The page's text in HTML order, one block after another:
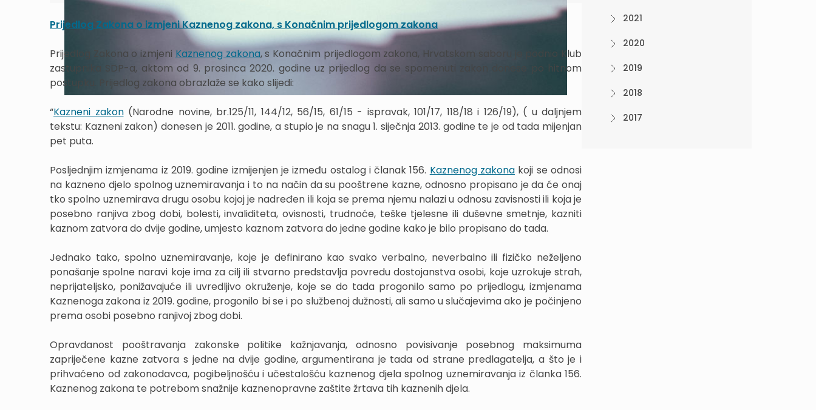
Prijedlog Zakona o izmjeni Kaznenog zakona, s Konačnim prijedlogom zakona
Prijedlog Zakona o izmjeni Kaznenog zakona, s Konačnim prijedlogom zakona, Hrvatskom saboru je podnio Klub
zastupnika SDP-a, aktom od 9. prosinca 2020. godine uz prijedlog da se spomenuti zakon donese po hitnom
postupku. Prijedlog zakona obrazlaže se kako slijedi:
“Kazneni zakon(Narodne novine, br.125/11, 144/12, 56/15, 61/15 - ispravak, 101/17, 118/18 i 126/19), ( u daljnjem
tekstu: Kazneni zakon) donesen je 2011. godine, a stupio je na snagu 1. siječnja 2013. godine te je od tada mijenjan
pet puta.
Posljednjim izmjenama iz 2019. godine izmijenjen je između ostalog i članak 156. Kaznenog zakona koji se odnosi
na kazneno djelo spolnog uznemiravanja i to na način da su pooštrene kazne, odnosno propisano je da će onaj
tko spolno uznemirava drugu osobu kojoj je nadređen ili koja se prema njemu nalazi u odnosu zavisnosti ili koja je
posebno ranjiva zbog dobi, bolesti, invaliditeta, ovisnosti, trudnoće, teške tjelesne ili duševne smetnje, kazniti
kaznom zatvora do dvije godine, umjesto kaznom zatvora do jedne godine kako je bilo propisano do tada.
Jednako tako, spolno uznemiravanje, koje je definirano kao svako verbalno, neverbalno ili fizičko neželjeno
ponašanje spolne naravi koje ima za cilj ili stvarno predstavlja povredu dostojanstva osobi, koje uzrokuje strah,
neprijateljsko, ponižavajuće ili uvredljivo okruženje, koje se do tada progonilo samo po prijedlogu, izmjenama
Kaznenoga zakona iz 2019. godine, progonilo bi se i po službenoj dužnosti, ali samo u slučajevima ako je počinjeno
prema osobi posebno ranjivoj zbog dobi.
Opravdanost pooštravanja zakonske politike kažnjavanja, odnosno povisivanje posebnog maksimuma
zapriječene kazne zatvora s jedne na dvije godine, argumentirana je tada od strane predlagatelja, a što je i
prihvaćeno od zakonodavca, pogibeljnošću i učestalošću kaznenog djela spolnog uznemiravanja iz članka 156.
Kaznenog zakona te potrebom snažnije kaznenopravne zaštite žrtava tih kaznenih djela.
2021
2020
2019
2018
2017